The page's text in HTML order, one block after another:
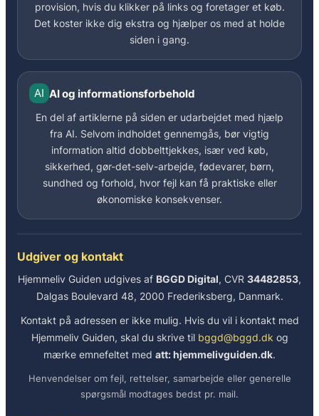
provision, hvis du klikker på links og foretager et køb.
Det koster ikke dig ekstra og hjælper os med at holde
siden i gang.
AI AI og informationsforbehold
En del af artiklerne på siden er udarbejdet med hjælp
fra AI. Selvom indholdet gennemgås, bør vigtig
information altid dobbelttjekkes, især ved køb,
sikkerhed, gør-det-selv-arbejde, fødevarer, børn,
sundhed og forhold, hvor fejl kan få praktiske eller
økonomiske konsekvenser.
Udgiver og kontakt
Hjemmeliv Guiden udgives af BGGD Digital, CVR 34482853,
Dalgas Boulevard 48, 2000 Frederiksberg, Danmark.
Kontakt på adressen er ikke mulig. Hvis du vil i kontakt med
Hjemmeliv Guiden, skal du skrive til bggd@bggd.dk og
mærke emnefeltet med att: hjemmelivguiden.dk.
Henvendelser om fejl, rettelser, samarbejde eller generelle
spørgsmål modtages bedst pr. mail.